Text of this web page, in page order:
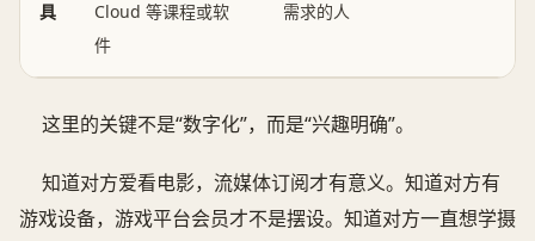
具
Cloud 等课程或软
件
需求的人
这里的关键不是“数字化”，而是“兴趣明确”。
知道对方爱看电影，流媒体订阅才有意义。知道对方有
游戏设备，游戏平台会员才不是摆设。知道对方一直想学摄